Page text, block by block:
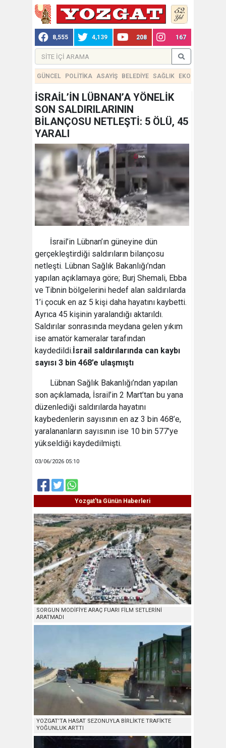
8,555 4,139 208 167
GÜNCEL POLİTİKA ASAYİŞ BELEDİYE SAĞLIK EKONOMİ
İSRAİL’İN LÜBNAN’A YÖNELİK
SON SALDIRILARININ
BİLANÇOSU NETLEŞTİ: 5 ÖLÜ, 45
YARALI
İsrail’in Lübnan’ın güneyine dün
gerçekleştirdiği saldırıların bilançosu
netleşti. Lübnan Sağlık Bakanlığı’ndan
yapılan açıklamaya göre; Burj Shemali, Ebba
ve Tibnin bölgelerini hedef alan saldırılarda
1’i çocuk en az 5 kişi daha hayatını kaybetti.
Ayrıca 45 kişinin yaralandığı aktarıldı.
Saldırılar sonrasında meydana gelen yıkım
ise amatör kameralar tarafından
kaydedildi.İsrail saldırılarında can kaybı
sayısı 3 bin 468’e ulaşmıştı
Lübnan Sağlık Bakanlığı’ndan yapılan
son açıklamada, İsrail’in 2 Mart’tan bu yana
düzenlediği saldırılarda hayatını
kaybedenlerin sayısının en az 3 bin 468’e,
yaralananların sayısının ise 10 bin 577’ye
yükseldiği kaydedilmişti.
03/06/2026 05:10
Yozgat'ta Günün Haberleri
SORGUN MODİFİYE ARAÇ FUARI FİLM SETLERİNİ
ARATMADI
YOZGAT’TA HASAT SEZONUYLA BİRLİKTE TRAFİKTE
YOĞUNLUK ARTTI